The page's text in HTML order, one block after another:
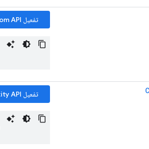
تفعيل Classroom API
تفعيل Cloud Identity API